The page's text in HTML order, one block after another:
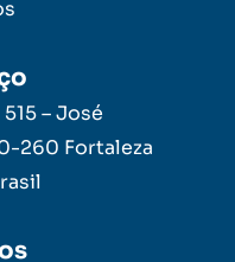
– José
260 Fortaleza